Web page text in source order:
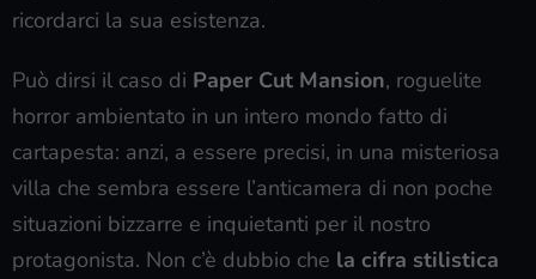
ricordarci la sua esistenza.
Può dirsi il caso di Paper Cut Mansion, roguelite
horror ambientato in un intero mondo fatto di
cartapesta: anzi, a essere precisi, in una misteriosa
villa che sembra essere l’anticamera di non poche
situazioni bizzarre e inquietanti per il nostro
protagonista. Non c’è dubbio che la cifra stilistica